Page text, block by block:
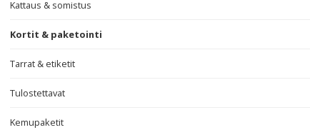
Kattaus & somistus
Kortit & paketointi
Tarrat & etiketit
Tulostettavat
Kemupaketit